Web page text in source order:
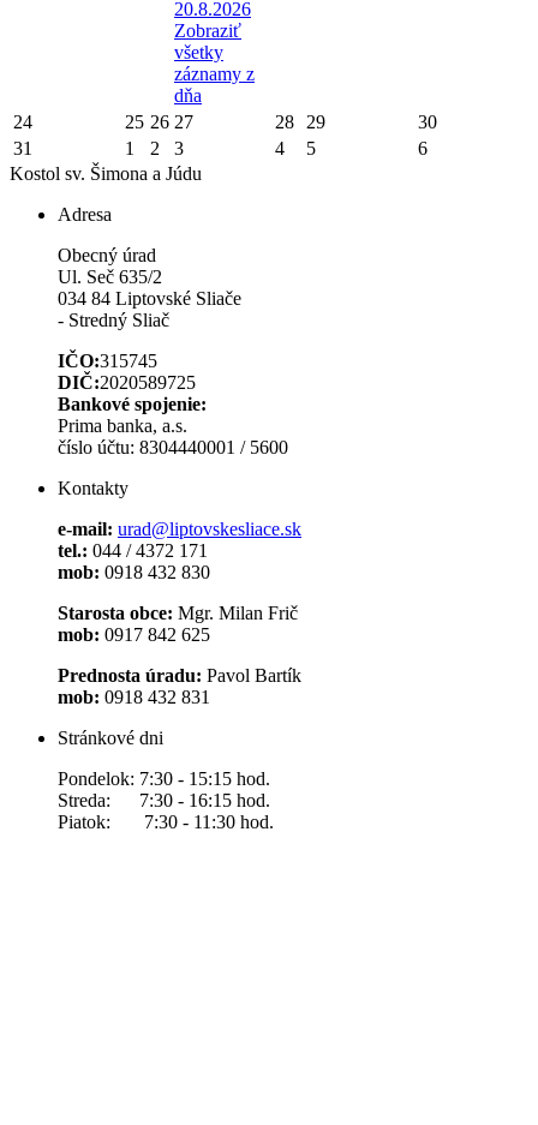
20.8.2026
Zobraziť
všetky
záznamy z
dňa
24 25 26 27 28 29
30
31
1 2 3 4 5
6
Kostol sv. Šimona a Júdu
Adresa
Obecný úrad
Ul. Seč 635/2
034 84 Liptovské Sliače
- Stredný Sliač
IČO:315745
DIČ:2020589725
Bankové spojenie:
Prima banka, a.s.
číslo účtu: 8304440001 / 5600
Kontakty
e-mail: urad@liptovskesliace.sk
tel.: 044 / 4372 171
mob: 0918 432 830
Starosta obce: Mgr. Milan Frič
mob: 0917 842 625
Prednosta úradu: Pavol Bartík
mob: 0918 432 831
Stránkové dni
Pondelok: 7:30 - 15:15 hod.
Streda: 7:30 - 16:15 hod.
Piatok: 7:30 - 11:30 hod.